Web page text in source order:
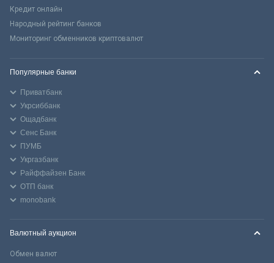
Кредит онлайн
Народный рейтинг банков
Мониторинг обменников криптовалют
Популярные банки
Приватбанк
Укрсиббанк
Ощадбанк
Сенс Банк
ПУМБ
Укргазбанк
Райффайзен Банк
ОТП банк
monobank
Валютный аукцион
Обмен валют